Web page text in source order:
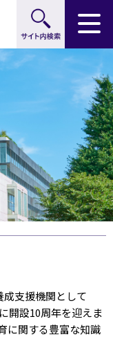
支援機関として
開設10周年を迎えま
に関する豊富な知識